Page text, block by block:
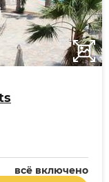
всё включено